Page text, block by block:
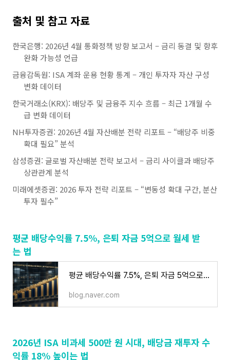
출처 및 참고 자료
한국은행: 2026년 4월 통화정책 방향 보고서 – 금리 동결 및 향후
완화 가능성 언급
금융감독원: ISA 계좌 운용 현황 통계 – 개인 투자자 자산 구성
변화 데이터
한국거래소(KRX): 배당주 및 금융주 지수 흐름 – 최근 1개월 수
급 변화 데이터
NH투자증권: 2026년 4월 자산배분 전략 리포트 – “배당주 비중
확대 필요” 분석
삼성증권: 글로벌 자산배분 전략 보고서 – 금리 사이클과 배당주
상관관계 분석
미래에셋증권: 2026 투자 전략 리포트 – “변동성 확대 구간, 분산
투자 필수”
평균 배당수익률 7.5%, 은퇴 자금 5억으로 월세 받
는 법
평균 배당수익률 7.5%, 은퇴 자금 5억으로 월세 받는 법
blog.naver.com
2026년 ISA 비과세 500만 원 시대, 배당금 재투자 수
익률 18% 높이는 법